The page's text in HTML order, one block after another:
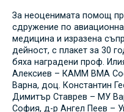
За неоценимата помощ
сдружение по
медицина и изразена
дейност, с плакет за 30
бяха наградени проф.
Алексиев – КАММ ВМА
Варна, доц. Константин
Димитър Ставрев – МУ
София, д-р Ангел Пеев –